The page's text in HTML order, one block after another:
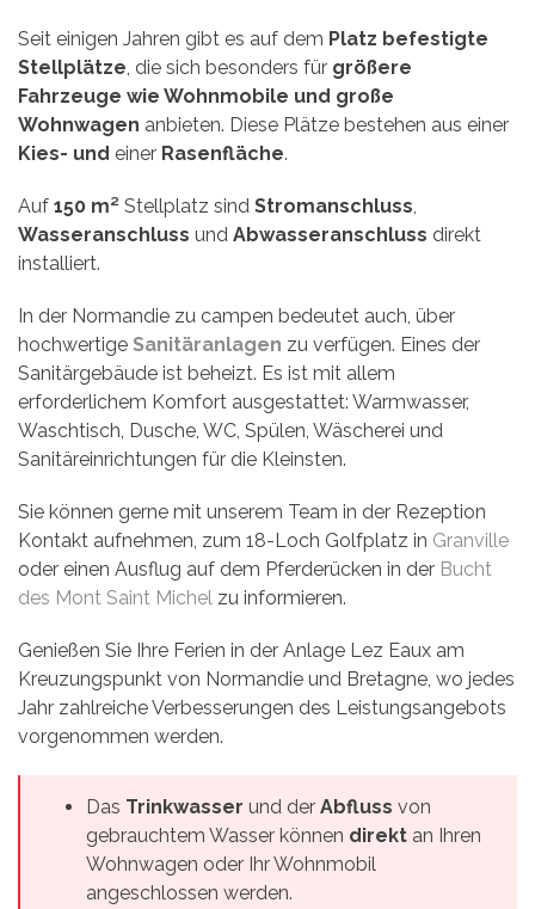
Seit einigen Jahren gibt es auf dem Platz befestigte
Stellplätze, die sich besonders für größere
Fahrzeuge wie Wohnmobile und große
Wohnwagen anbieten. Diese Plätze bestehen aus einer
Kies- und einer Rasenfläche.
Auf 150 m² Stellplatz sind Stromanschluss,
Wasseranschluss und Abwasseranschluss direkt
installiert.
In der Normandie zu campen bedeutet auch, über
hochwertige Sanitäranlagen zu verfügen. Eines der
Sanitärgebäude ist beheizt. Es ist mit allem
erforderlichem Komfort ausgestattet: Warmwasser,
Waschtisch, Dusche, WC, Spülen, Wäscherei und
Sanitäreinrichtungen für die Kleinsten.
Sie können gerne mit unserem Team in der Rezeption
Kontakt aufnehmen, zum 18-Loch Golfplatz in Granville
oder einen Ausflug auf dem Pferderücken in der Bucht
des Mont Saint Michel zu informieren.
Genießen Sie Ihre Ferien in der Anlage Lez Eaux am
Kreuzungspunkt von Normandie und Bretagne, wo jedes
Jahr zahlreiche Verbesserungen des Leistungsangebots
vorgenommen werden.
Das Trinkwasser und der Abfluss von
gebrauchtem Wasser können direkt an Ihren
Wohnwagen oder Ihr Wohnmobil
angeschlossen werden.